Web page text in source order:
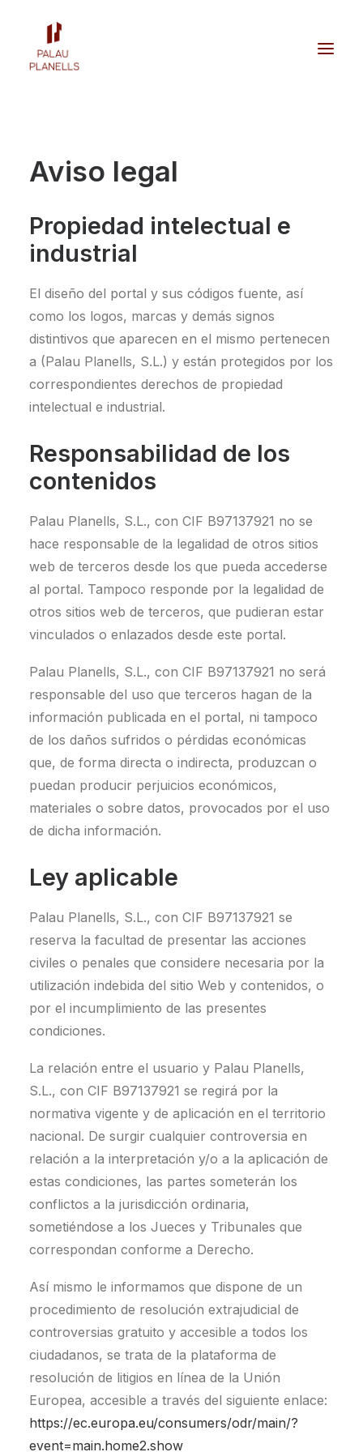
Aviso legal
Propiedad intelectual e
industrial
El diseño del portal y sus códigos fuente, así
como los logos, marcas y demás signos
distintivos que aparecen en el mismo pertenecen
a (Palau Planells, S.L.) y están protegidos por los
correspondientes derechos de propiedad
intelectual e industrial.
Responsabilidad de los
contenidos
Palau Planells, S.L., con CIF B97137921 no se
hace responsable de la legalidad de otros sitios
web de terceros desde los que pueda accederse
al portal. Tampoco responde por la legalidad de
otros sitios web de terceros, que pudieran estar
vinculados o enlazados desde este portal.
Palau Planells, S.L., con CIF B97137921 no será
responsable del uso que terceros hagan de la
información publicada en el portal, ni tampoco
de los daños sufridos o pérdidas económicas
que, de forma directa o indirecta, produzcan o
puedan producir perjuicios económicos,
materiales o sobre datos, provocados por el uso
de dicha información.
Ley aplicable
Palau Planells, S.L., con CIF B97137921 se
reserva la facultad de presentar las acciones
civiles o penales que considere necesaria por la
utilización indebida del sitio Web y contenidos, o
por el incumplimiento de las presentes
condiciones.
La relación entre el usuario y Palau Planells,
S.L., con CIF B97137921 se regirá por la
normativa vigente y de aplicación en el territorio
nacional. De surgir cualquier controversia en
relación a la interpretación y/o a la aplicación de
estas condiciones, las partes someterán los
conflictos a la jurisdicción ordinaria,
sometiéndose a los Jueces y Tribunales que
correspondan conforme a Derecho.
Así mismo le informamos que dispone de un
procedimiento de resolución extrajudicial de
controversias gratuito y accesible a todos los
ciudadanos, se trata de la plataforma de
resolución de litigios en línea de la Unión
Europea, accesible a través del siguiente enlace:
https://ec.europa.eu/consumers/odr/main/?
event=main.home2.show